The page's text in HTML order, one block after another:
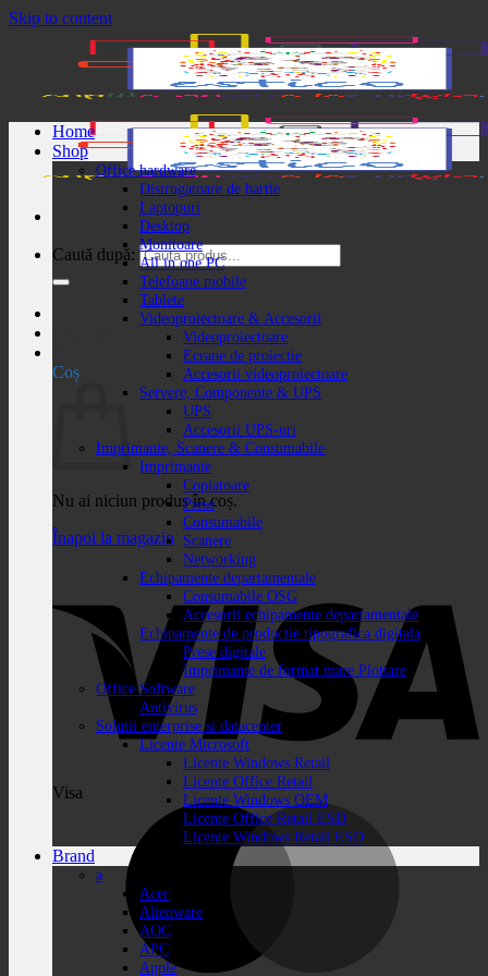
Skip to content
Caută după:
Autentificare / Înregistrare
Coș
Nu ai niciun produs în coș.
Înapoi la magazin
Visa
Home
Shop
Office hardware
Distrugatoare de hartie
Laptopuri
Desktop
Monitoare
All in one PC
Telefoane mobile
Tablete
Videoproiectoare & Accesorii
Videoproiectoare
Ecrane de proiectie
Accesorii videoproiectoare
Servere, Componente & UPS
UPS
Accesorii UPS-uri
Imprimante, Scanere & Consumabile
Imprimante
Copiatoare
Piese
Consumabile
Scanere
Networking
Echipamente departamentale
Consumabile OSG
Accesorii echipamente departamentale
Echipamente de productie tipografica digitala
Prese digitale
Imprimante de format mare Plottare
Office Software
Antivirus
Solutii enterprise si datacenter
Licente Microsoft
Licente Windows Retail
Licente Office Retail
Licente Windows OEM
Licente Office Retail ESD
Licente Windows Retail ESD
Brand
a
Acer
Alienware
AOC
APC
Apple